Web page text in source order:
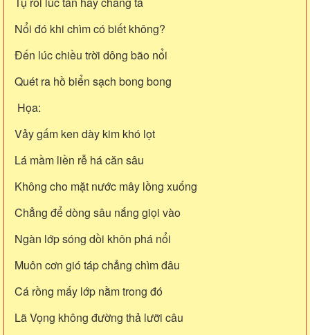
Nổi đó khi chìm có biết không?
Đến lúc chiều trời dông bão nổi
Quét ra hồ biển sạch bong bong
Họa:
Vảy gấm ken dày kim khó lọt
Lá mầm liền rễ há căn sâu
Không cho mặt nước mây lồng xuống
Chẳng để dòng sâu nắng giọi vào
Ngàn lớp sóng dồi khôn phá nổi
Muôn cơn gió táp chẳng chìm đâu
Cá rồng mấy lớp nằm trong đó
Lã Vọng không đường thả lưỡi câu